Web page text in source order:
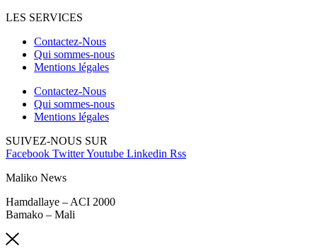
LES SERVICES
Contactez-Nous
Qui sommes-nous
Mentions légales
Contactez-Nous
Qui sommes-nous
Mentions légales
SUIVEZ-NOUS SUR
Facebook TwitterYoutube Linkedin Rss
Maliko News
Hamdallaye – ACI 2000
Bamako – Mali